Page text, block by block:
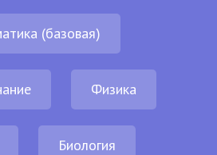
(базовая)
Физика
Биология